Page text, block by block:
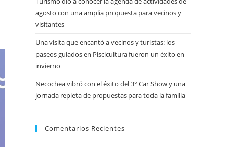
agosto con una amplia propuesta para vecinos y
visitantes
Una visita que encantó a vecinos y turistas: los
paseos guiados en Piscicultura fueron un éxito en
invierno
Necochea vibró con el éxito del 3° Car Show y una
jornada repleta de propuestas para toda la familia
Comentarios Recientes